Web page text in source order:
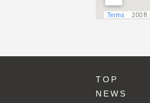
TOP
NEWS